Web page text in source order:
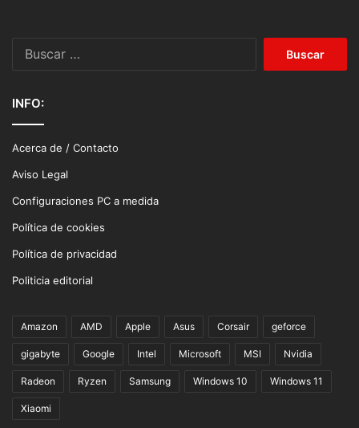
INFO:
Acerca de / Contacto
Aviso Legal
Configuraciones PC a medida
Política de cookies
Política de privacidad
Politicia editorial
Amazon AMD Apple Asus Corsair geforce
gigabyte Google Intel Microsoft MSI Nvidia
Radeon Ryzen Samsung Windows 10 Windows 11
Xiaomi